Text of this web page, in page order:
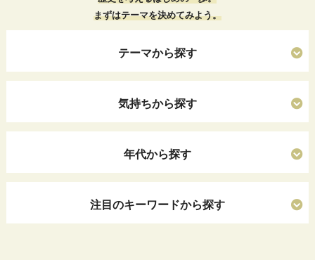
まずはテーマを決めてみよう。
テーマから探す
気持ちから探す
年代から探す
注目のキーワードから探す